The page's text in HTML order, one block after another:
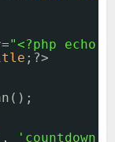
"<?php echo
;?>
,